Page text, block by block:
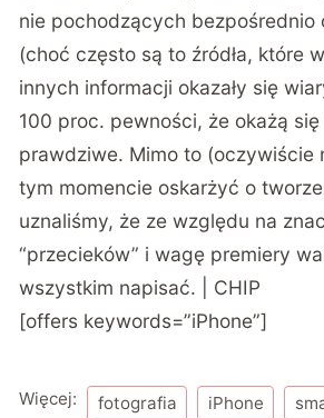
nie pochodzących bezpośrednio
(choć często są to źródła, które
innych informacji okazały się
100 proc. pewności, że okażą się
prawdziwe. Mimo to (oczywiście
tym momencie oskarżyć o
uznaliśmy, że ze względu na
“przecieków” i wagę premiery
wszystkim napisać. | CHIP
[offers keywords=”iPhone”]
Więcej: fotografia iPhone